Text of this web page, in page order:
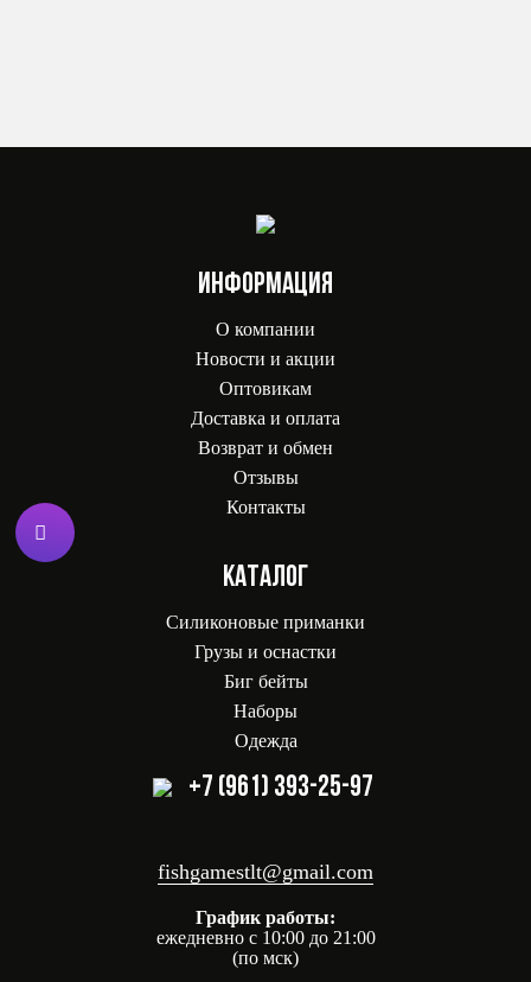
ИНФОРМАЦИЯ
О компании
Новости и акции
Оптовикам
Доставка и оплата
Возврат и обмен
Отзывы
Контакты
КАТАЛОГ
Силиконовые приманки
Грузы и оснастки
Биг бейты
Наборы
Одежда
+7 (961) 393-25-97
fishgamestlt@gmail.com
График работы:
ежедневно с 10:00 до 21:00
(по мск)